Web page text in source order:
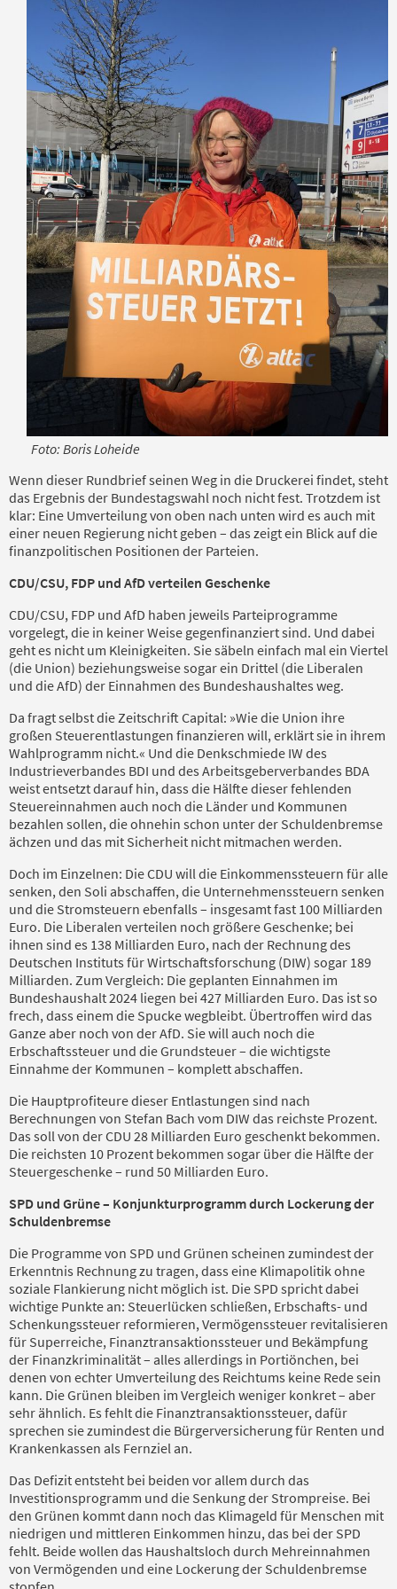
Foto: Boris Loheide
Wenn dieser Rundbrief seinen Weg in die Druckerei findet, steht
das Ergebnis der Bundestagswahl noch nicht fest. Trotzdem ist
klar: Eine Umverteilung von oben nach unten wird es auch mit
einer neuen Regierung nicht geben – das zeigt ein Blick auf die
finanzpolitischen Positionen der Parteien.
CDU/CSU, FDP und AfD verteilen Geschenke
CDU/CSU, FDP und AfD haben jeweils Parteiprogramme
vorgelegt, die in keiner Weise gegenfinanziert sind. Und dabei
geht es nicht um Kleinigkeiten. Sie säbeln einfach mal ein Viertel
(die Union) beziehungsweise sogar ein Drittel (die Liberalen
und die AfD) der Einnahmen des Bundeshaushaltes weg.
Da fragt selbst die Zeitschrift Capital: »Wie die Union ihre
großen Steuerentlastungen finanzieren will, erklärt sie in ihrem
Wahlprogramm nicht.« Und die Denkschmiede IW des
Industrieverbandes BDI und des Arbeitsgeberverbandes BDA
weist entsetzt darauf hin, dass die Hälfte dieser fehlenden
Steuereinnahmen auch noch die Länder und Kommunen
bezahlen sollen, die ohnehin schon unter der Schuldenbremse
ächzen und das mit Sicherheit nicht mitmachen werden.
Doch im Einzelnen: Die CDU will die Einkommenssteuern für alle
senken, den Soli abschaffen, die Unternehmenssteuern senken
und die Stromsteuern ebenfalls – insgesamt fast 100 Milliarden
Euro. Die Liberalen verteilen noch größere Geschenke; bei
ihnen sind es 138 Milliarden Euro, nach der Rechnung des
Deutschen Instituts für Wirtschaftsforschung (DIW) sogar 189
Milliarden. Zum Vergleich: Die geplanten Einnahmen im
Bundeshaushalt 2024 liegen bei 427 Milliarden Euro. Das ist so
frech, dass einem die Spucke wegbleibt. Übertroffen wird das
Ganze aber noch von der AfD. Sie will auch noch die
Erbschaftssteuer und die Grundsteuer – die wichtigste
Einnahme der Kommunen – komplett abschaffen.
Die Hauptprofiteure dieser Entlastungen sind nach
Berechnungen von Stefan Bach vom DIW das reichste Prozent.
Das soll von der CDU 28 Milliarden Euro geschenkt bekommen.
Die reichsten 10 Prozent bekommen sogar über die Hälfte der
Steuergeschenke – rund 50 Milliarden Euro.
SPD und Grüne – Konjunkturprogramm durch Lockerung der
Schuldenbremse
Die Programme von SPD und Grünen scheinen zumindest der
Erkenntnis Rechnung zu tragen, dass eine Klimapolitik ohne
soziale Flankierung nicht möglich ist. Die SPD spricht dabei
wichtige Punkte an: Steuerlücken schließen, Erbschafts- und
Schenkungssteuer reformieren, Vermögenssteuer revitalisieren
für Superreiche, Finanztransaktionssteuer und Bekämpfung
der Finanzkriminalität – alles allerdings in Portiönchen, bei
denen von echter Umverteilung des Reichtums keine Rede sein
kann. Die Grünen bleiben im Vergleich weniger konkret – aber
sehr ähnlich. Es fehlt die Finanztransaktionssteuer, dafür
sprechen sie zumindest die Bürgerversicherung für Renten und
Krankenkassen als Fernziel an.
Das Defizit entsteht bei beiden vor allem durch das
Investitionsprogramm und die Senkung der Strompreise. Bei
den Grünen kommt dann noch das Klimageld für Menschen mit
niedrigen und mittleren Einkommen hinzu, das bei der SPD
fehlt. Beide wollen das Haushaltsloch durch Mehreinnahmen
von Vermögenden und eine Lockerung der Schuldenbremse